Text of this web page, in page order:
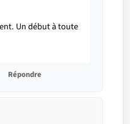
Un début à toute
Répondre